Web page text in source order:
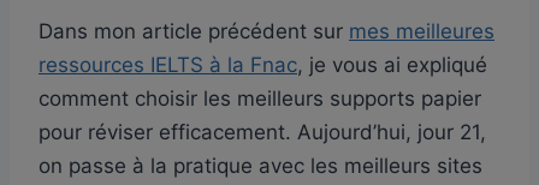
Dans mon article précédent sur mes meilleures
ressources IELTS à la Fnac, je vous ai expliqué
comment choisir les meilleurs supports papier
pour réviser efficacement. Aujourd’hui, jour 21,
on passe à la pratique avec les meilleurs sites